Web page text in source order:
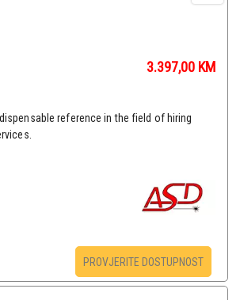
3.397,00 KM
reference in the field of hiring
PROVJERITE DOSTUPNOST